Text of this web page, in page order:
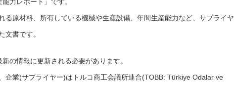
る原材料、所有している機械や生産設備、年間生産能力など、サプライヤ
文書です。
の情報に更新される必要があります。
企業(サプライヤー)はトルコ商工会議所連合(TOBB: Türkiye Odalar ve